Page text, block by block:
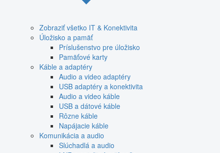
Zobraziť všetko IT & Konektivita
Úložisko a pamäť
Príslušenstvo pre úložisko
Pamäťové karty
Káble a adaptéry
Audio a video adaptéry
USB adaptéry a konektivita
Audio a video káble
USB a dátové káble
Rôzne káble
Napájacie káble
Komunikácia a audio
Slúchadlá a audio